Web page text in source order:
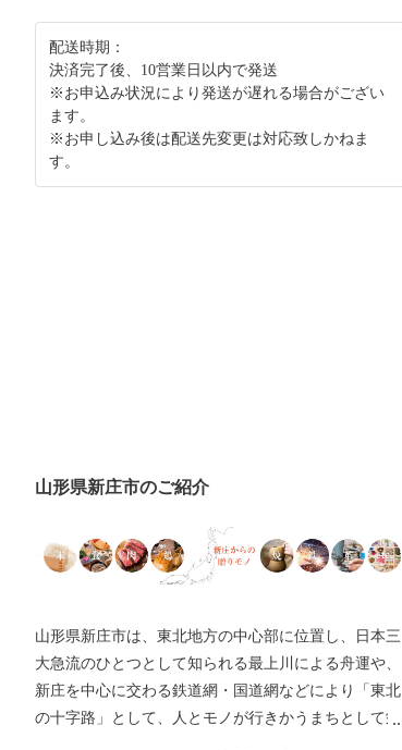
配送時期：
決済完了後、10営業日以内で発送
※お申込み状況により発送が遅れる場合がござい
ます。
※お申し込み後は配送先変更は対応致しかねま
す。
山形県新庄市のご紹介
山形県新庄市は、東北地方の中心部に位置し、日本三
大急流のひとつとして知られる最上川による舟運や、
新庄を中心に交わる鉄道網・国道網などにより「東北
の十字路」として、人とモノが行きかうまちとして栄